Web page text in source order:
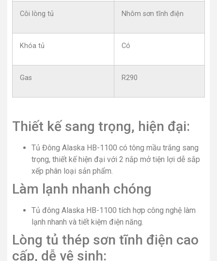
Côi lòng tủ Nhôm sơn tĩnh điện
Khóa tủ Có
Gas R290
Thiết kế sang trọng, hiện đại:
Tủ Đông Alaska HB-1100 có tông mầu trắng sang
trọng, thiết kế hiện đại với 2 nắp mở tiện lợi dễ sắp
xếp phân loại sản phẩm.
Làm lạnh nhanh chóng
Tủ đông Alaska HB-1100 tích hợp công nghệ làm
lạnh nhanh và tiết kiệm điện năng.
Lòng tủ thép sơn tĩnh điện cao
cấp, dễ vệ sinh: